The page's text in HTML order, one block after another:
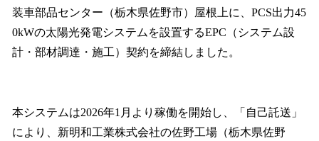
装車部品センター（栃木県佐野市）屋根上に、PCS出力45
0kWの太陽光発電システムを設置するEPC（システム設
計・部材調達・施工）契約を締結しました。
本システムは2026年1月より稼働を開始し、「自己託送」
により、新明和工業株式会社の佐野工場（栃木県佐野